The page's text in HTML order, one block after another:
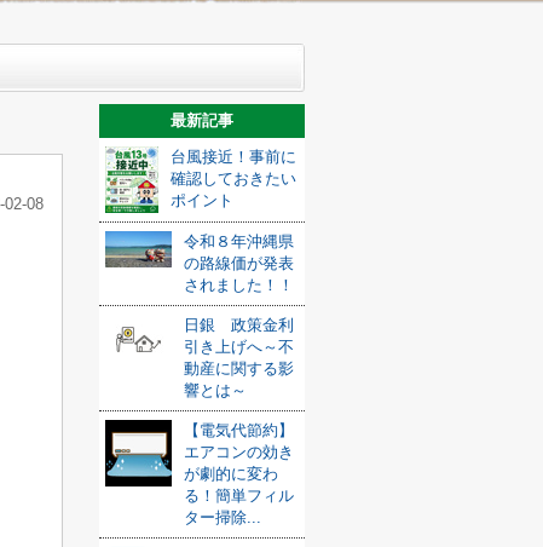
02-08
最新記事
台風接近！事前に
確認しておきたい
ポイント
令和８年沖縄県
の路線価が発表
されました！！
日銀 政策金利
引き上げへ～不
動産に関する影
響とは～
【電気代節約】
エアコンの効き
が劇的に変わ
る！簡単フィル
ター掃除...